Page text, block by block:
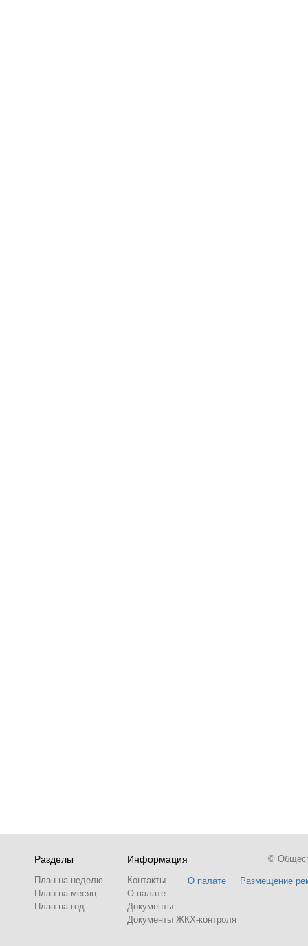
Разделы
План на неделю
План на месяц
План на год
Информация
Контакты
О палате
Документы
Документы ЖКХ-контроля
О палате Размещение
©